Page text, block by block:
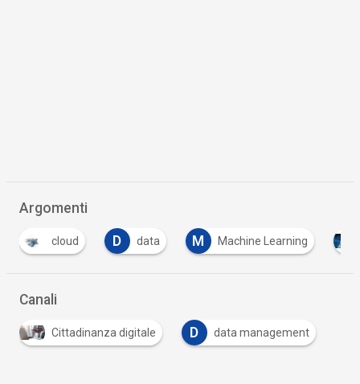
Argomenti
D data M Machine Learning Open data
Canali
Cittadinanza digitale D data management